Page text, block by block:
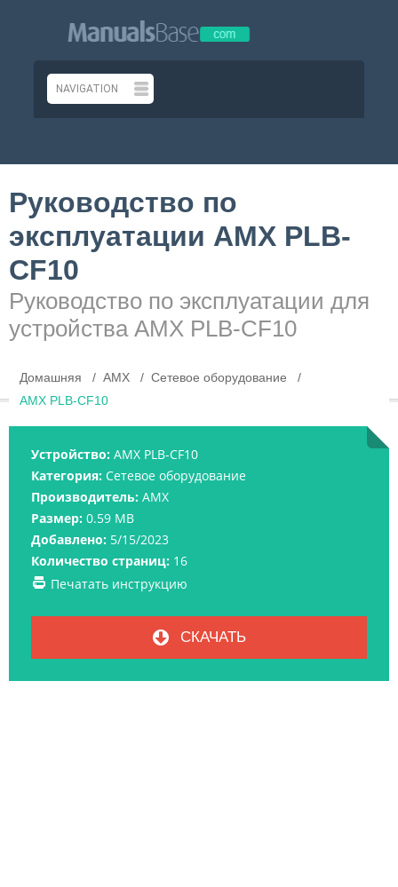
Руководство по
эксплуатации AMX PLB-
CF10
Руководство по эксплуатации для
устройства AMX PLB-CF10
Домашняя AMX
Сетевое оборудование
AMX PLB-CF10
Устройство: AMX PLB-CF10
Категория: Сетевое оборудование
Производитель: AMX
Размер: 0.59 MB
Добавлено: 5/15/2023
Количество страниц: 16
Печатать инструкцию
СКАЧАТЬ